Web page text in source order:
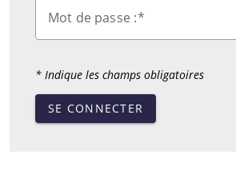
Mot de passe :
* Indique les champs obligatoires
SE CONNECTER